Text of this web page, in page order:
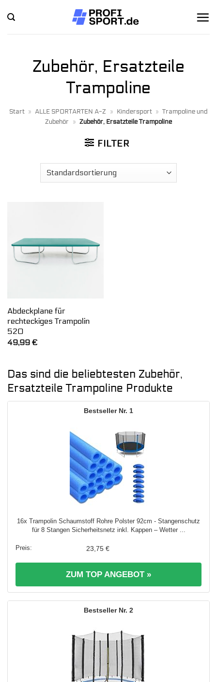
Inhalt
springen
Zubehör, Ersatzteile
Trampoline
Start » ALLE SPORTARTEN A-Z » Kindersport » Trampoline und
Zubehör
» Zubehör, Ersatzteile Trampoline
FILTER
Abdeckplane für
rechteckiges Trampolin
520
49,99 €
Das sind die beliebtesten Zubehör,
Ersatzteile Trampoline Produkte
1
16x Trampolin Schaumstoff Rohre Polster 92cm - Stangenschutz
für 8 Stangen Sicherheitsnetz inkl. Kappen – Wetter ...
23,75 €
ZUM TOP ANGEBOT »
2